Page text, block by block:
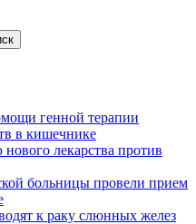
генной терапии
в кишечнике
лекарства против
больницы провели прием
к раку слюнных желез